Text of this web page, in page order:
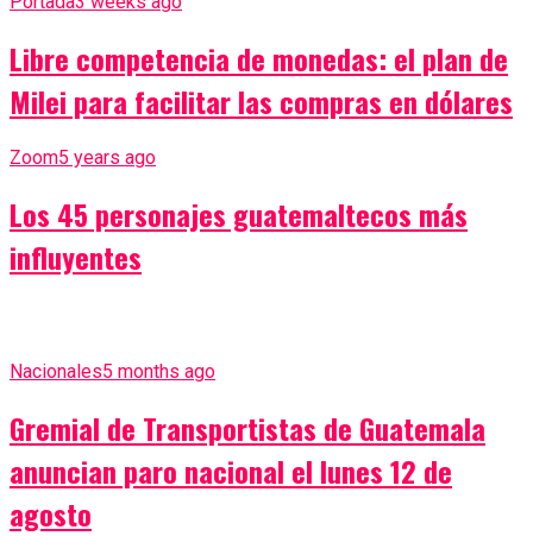
Libre competencia de monedas: el plan de
Milei para facilitar las compras en dólares
Zoom5 years ago
Los 45 personajes guatemaltecos más
influyentes
Nacionales5 months ago
Gremial de Transportistas de Guatemala
anuncian paro nacional el lunes 12 de
agosto